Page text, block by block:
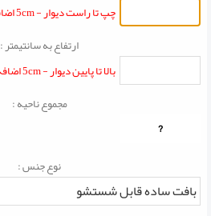
چپ تا راست دیوار - 5cm اضافه شود
ارتفاع به سانتیمتر :
بالا تا پایین دیوار - 5cm اضافه شود
مجموع ناحیه :
?
نوع جنس :